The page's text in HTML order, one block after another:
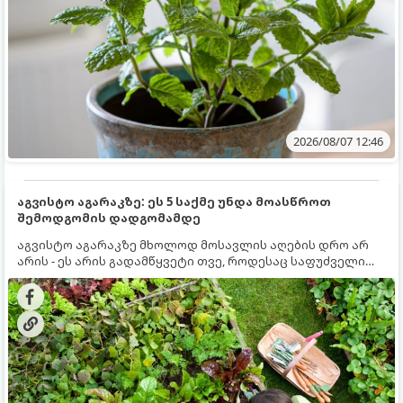
2026/08/07 12:46
აგვისტო აგარაკზე: ეს 5 საქმე უნდა მოასწროთ
შემოდგომის დადგომამდე
აგვისტო აგარაკზე მხოლოდ მოსავლის აღების დრო არ
არის - ეს არის გადამწყვეტი თვე, როდესაც საფუძველი
ეყრება მომავალი წლის მოსავალს და ბაღი მზადდება
შემოდგომა-ზამთრის სეზონისთვის. იმისათვის, რომ
ნიადაგმა ენერგია აღიდგინოს, ხოლო მცენარეებმა
ზამთარს გაუძლონ, აგვისტოს ბოლომდე 5
მნიშვნელოვანი საქმის გაკეთება უნდა მოასწროთ: